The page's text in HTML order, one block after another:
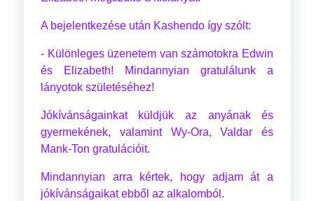
A bejelentkezése után Kashendo így szólt:
- Különleges üzenetem van számotokra Edwin
és Elizabeth! Mindannyian gratulálunk a
lányotok születéséhez!
Jókívánságainkat küldjük az anyának és
gyermekének, valamint Wy-Ora, Valdar és
Mank-Ton gratulációit.
Mindannyian arra kértek, hogy adjam át a
jókívánságaikat ebből az alkalomból.